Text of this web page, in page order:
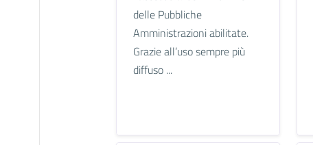
delle Pubbliche
Amministrazioni abilitate.
Grazie all’uso sempre più
diffuso ...